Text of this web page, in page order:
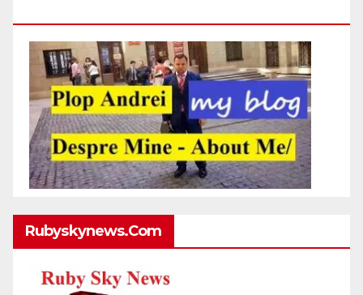
Rubyskynews.com